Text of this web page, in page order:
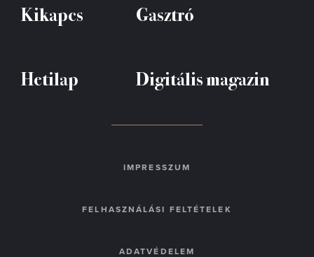
Kikapcs Gasztró
Hetilap Digitális magazin
IMPRESSZUM
FELHASZNÁLÁSI FELTÉTELEK
ADATVÉDELEM